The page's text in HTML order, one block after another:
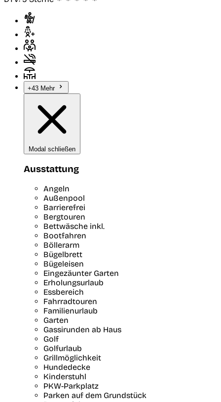
+43 Mehr
Modal schließen
Ausstattung
Angeln
Außenpool
Barrierefrei
Bergtouren
Bettwäsche inkl.
Bootfahren
Böllerarm
Bügelbrett
Bügeleisen
Eingezäunter Garten
Erholungsurlaub
Essbereich
Fahrradtouren
Familienurlaub
Garten
Gassirunden ab Haus
Golf
Golfurlaub
Grillmöglichkeit
Hundedecke
Kinderstuhl
PKW-Parkplatz
Parken auf dem Grundstück